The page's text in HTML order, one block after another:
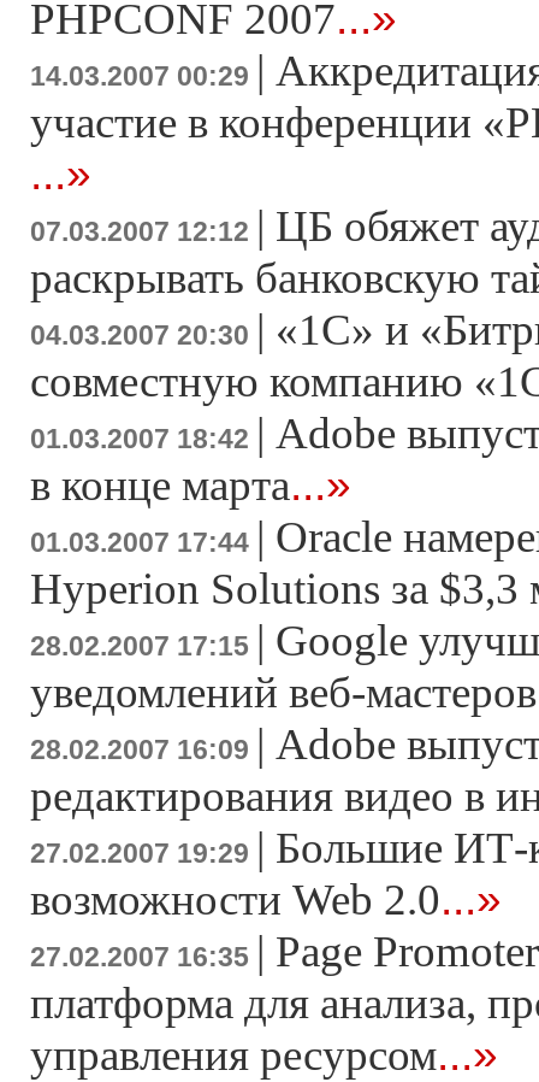
PHPCONF 2007...»
14.03.2007 00:29 |
участие в конференции
...»
07.03.2007 12:12 | ЦБ обяжет
раскрывать банковскую
04.03.2007 20:30 | «1С» и
совместную компанию
01.03.2007 18:42 | Adobe
в конце марта...»
01.03.2007 17:44 | Oracle
Hyperion Solutions за
28.02.2007 17:15 | Google
уведомлений веб-мастеров
28.02.2007 16:09 | Adobe
редактирования видео в
27.02.2007 19:29 | Большие ИТ-
возможности Web 2.0...»
27.02.2007 16:35 | Page
платформа для анализа,
управления ресурсом...»